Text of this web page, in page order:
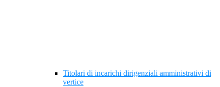
Titolari di incarichi dirigenziali amministrativi di
vertice